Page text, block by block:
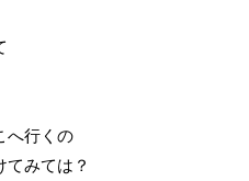
へ行くの
みては？